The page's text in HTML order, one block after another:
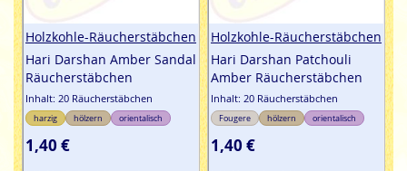
Holzkohle-Räucherstäbchen
Hari Darshan Amber Sandal
Räucherstäbchen
Inhalt: 20 Räucherstäbchen
harzig hölzern orientalisch
1,40 €
Holzkohle-Räucherstäbchen
Hari Darshan Patchouli
Amber Räucherstäbchen
Inhalt: 20 Räucherstäbchen
Fougere hölzern orientalisch
1,40 €